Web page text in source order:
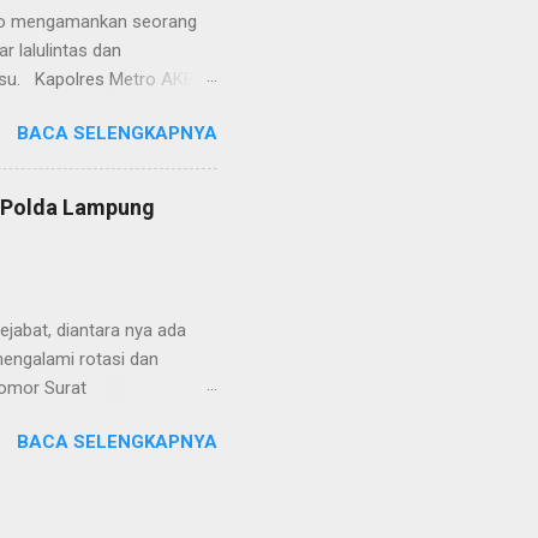
mengamankan seorang
lalulintas dan
Kapolres Metro AKBP
Taqwa, Jalan AH
Polres Metro
tepatnya di TL Taqwa
bongkar muat tepung
BACA SELENGKAPNYA
Lampung
diantara nya ada
rotasi dan
Surat
tersebut ada
dimutasikan sebagai
BACA SELENGKAPNYA